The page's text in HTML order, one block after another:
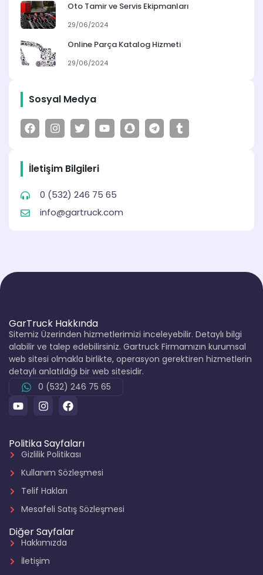
Oto Tamir ve Servis Ekipmanları
29/06/2024
Online Parça Katalog Hizmeti
29/06/2024
Sosyal Medya
İletişim Bilgileri
0 (532) 246 75 65
info@gartruck.com
GarTruck Hakkında
Sitemiz Üzerinden hizmetlerimizi inceleyebilir. Detaylı bilgi
alabilir ve talep edebilirsiniz. Gartruck Firmamızın kurumsal
web sitesi olmakla birlikte, operasyon gerektiren hizmetlerin
detaylı anlatıldığı bir web sitesidir.
0 (532) 246 75 65
Politika Sayfaları
Gizlilik Politikası
Kullanım Sözleşmesi
Telif Hakları
Mesafeli Satış Sözleşmesi
Diğer Sayfalar
Hakkımızda
İletişim